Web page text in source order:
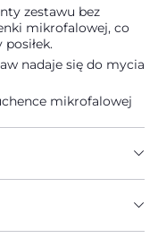
zestawu bez
mikrofalowej, co
nadaje się do mycia
mikrofalowej